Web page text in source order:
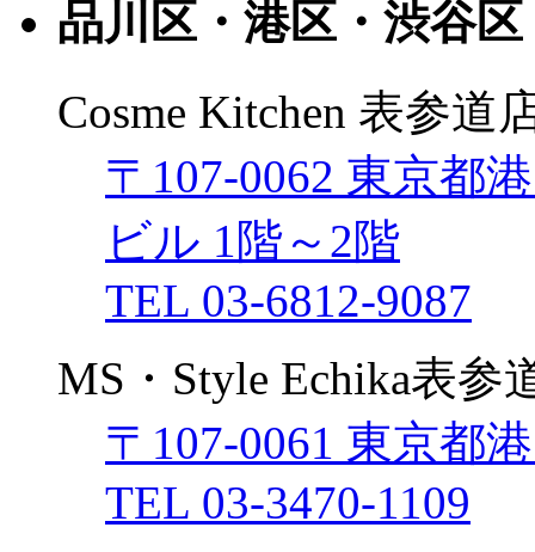
品川区・港区・渋谷
Cosme Kitchen 表参道
〒107-0062 東京都
ビル 1階～2階
TEL 03-6812-9087
MS・Style Echika表参
〒107-0061 東京都
TEL 03-3470-1109